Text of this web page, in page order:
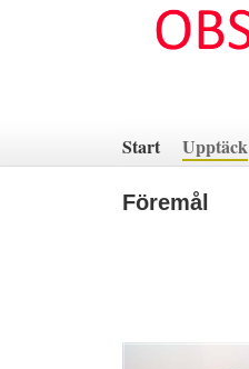
innehåll
Start Upptäck
Föremål